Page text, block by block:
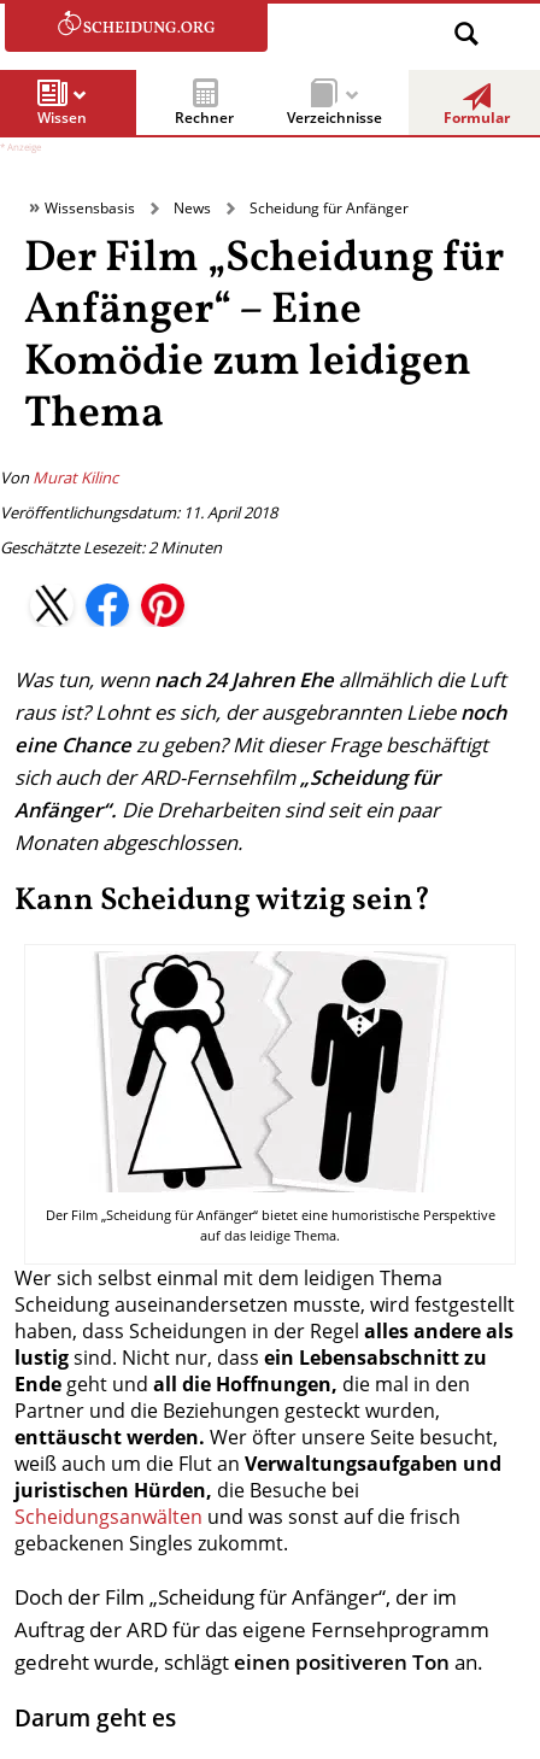
Wissen Rechner Verzeichnisse Formular
Wissensbasis News Scheidung für Anfänger
Der Film „Scheidung für
Anfänger“ – Eine
Komödie zum leidigen
Thema
VonMurat Kilinc
Veröffentlichungsdatum: 11. April 2018
Geschätzte Lesezeit:2 Minuten
Was tun, wennnach 24 Jahren Eheallmählich die Luft
raus ist? Lohnt es sich, der ausgebrannten Liebenoch
eine Chancezu geben? Mit dieser Frage beschäftigt
sich auch der ARD-Fernsehfilm„Scheidung für
Anfänger“. Die Dreharbeiten sind seit ein paar
Monaten abgeschlossen.
Kann Scheidung witzig sein?
Der Film „Scheidung für Anfänger“ bietet eine humoristische Perspektive
auf das leidige Thema.
Wer sich selbst einmal mit dem leidigen Thema
Scheidung auseinandersetzen musste, wird festgestellt
haben, dass Scheidungen in der Regel alles andere als
lustigsind. Nicht nur, dass ein Lebensabschnitt zu
Ende geht und all die Hoffnungen, die mal in den
Partner und die Beziehungen gesteckt wurden,
enttäuscht werden. Wer öfter unsere Seite besucht,
weiß auch um die Flut an Verwaltungsaufgaben und
juristischen Hürden, die Besuche bei
Scheidungsanwälten und was sonst auf die frisch
gebackenen Singles zukommt.
Doch der Film „Scheidung für Anfänger“, der im
Auftrag der ARD für das eigene Fernsehprogramm
gedreht wurde, schlägteinen positiveren Ton an.
Darum geht es